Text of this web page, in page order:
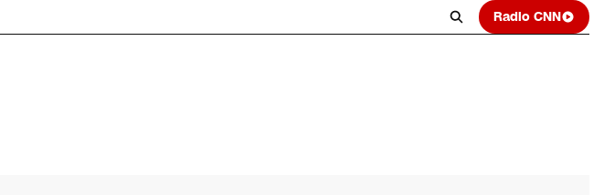
Radio CNN